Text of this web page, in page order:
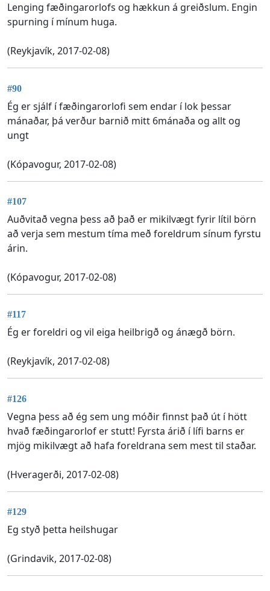
Lenging fæðingarorlofs og hækkun á greiðslum. Engin
spurning í mínum huga.
(Reykjavík, 2017-02-08)
#90
Ég er sjálf í fæðingarorlofi sem endar í lok þessar
mánaðar, þá verður barnið mitt 6mánaða og allt og
ungt
(Kópavogur, 2017-02-08)
#107
Auðvitað vegna þess að það er mikilvægt fyrir lítil börn
að verja sem mestum tíma með foreldrum sínum fyrstu
árin.
(Kópavogur, 2017-02-08)
#117
Ég er foreldri og vil eiga heilbrigð og ánægð börn.
(Reykjavík, 2017-02-08)
#126
Vegna þess að ég sem ung móðir finnst það út í hött
hvað fæðingarorlof er stutt! Fyrsta árið í lífi barns er
mjög mikilvægt að hafa foreldrana sem mest til staðar.
(Hveragerði, 2017-02-08)
#129
Eg styð þetta heilshugar
(Grindavik, 2017-02-08)